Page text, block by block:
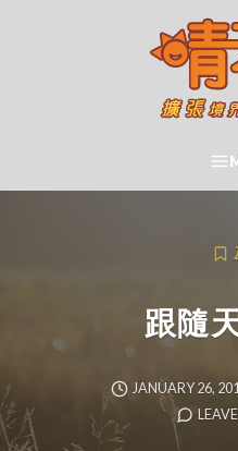
晴天下
跟隨
JANUARY 26,